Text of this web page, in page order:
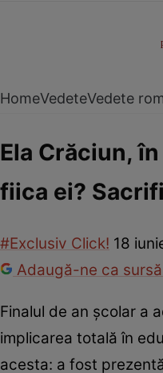
HomeVedeteVedete
Ela Crăciun,
fiica ei?
#Exclusiv Click! 18
Adaugă-ne ca
Finalul de an școlar a
implicarea totală în
acesta: a fost